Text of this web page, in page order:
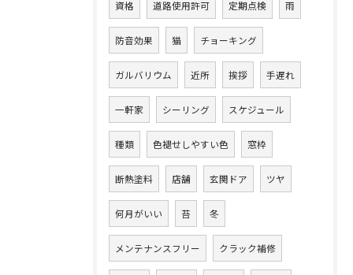
資格 道路使用許可 定期点検 雨
防音効果 猫 チョーキング
ガルバリウム 近所 挨拶 手遅れ
一軒家 シーリング スケジュール
種類 色褪せしやすい色 窓枠
断熱塗料 店舗 玄関ドア ツヤ
何月がいい 苔 冬
メンテナンスフリー クラック補修